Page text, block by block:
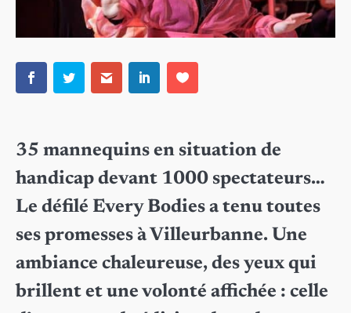
35 mannequins en situation de
handicap devant 1000 spectateurs…
Le défilé Every Bodies a tenu toutes
ses promesses à Villeurbanne. Une
ambiance chaleureuse, des yeux qui
brillent et une volonté affichée : celle